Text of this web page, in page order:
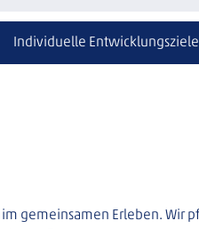
Individuelle Entwicklungsziele
gemeinsamen Erleben.